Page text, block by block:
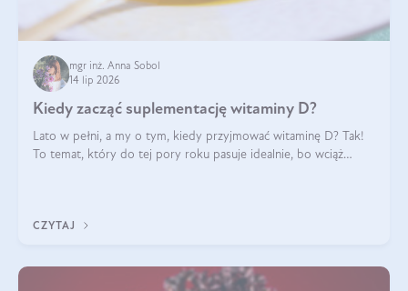
mgr inż. Anna Sobol
14 lip 2026
Kiedy zacząć suplementację witaminy D?
Lato w pełni, a my o tym, kiedy przyjmować witaminę D? Tak!
To temat, który do tej pory roku pasuje idealnie, bo wciąż
CZYTAJ